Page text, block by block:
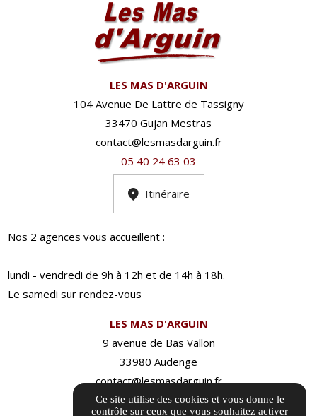
LES MAS D'ARGUIN
104 Avenue De Lattre de Tassigny
33470 Gujan Mestras
contact@lesmasdarguin.fr
05 40 24 63 03
Itinéraire
Nos 2 agences vous accueillent :
lundi - vendredi de 9h à 12h et de 14h à 18h.
Le samedi sur rendez-vous
LES MAS D'ARGUIN
9 avenue de Bas Vallon
33980 Audenge
contact@lesmasdarguin.fr
05 40 24 63 03
Ce site utilise des cookies et vous donne le
contrôle sur ceux que vous souhaitez activer